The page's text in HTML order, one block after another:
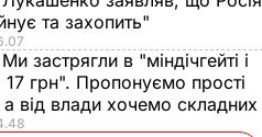
та захопить"
Ми застрягли в "міндічгейті і
грн". Пропонуємо прості
а від влади хочемо складних